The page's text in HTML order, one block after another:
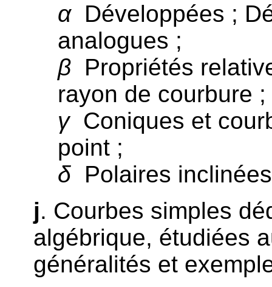
αDéveloppées ;
analogues ;
β Propriétés
rayon de courbure ;
γConiques et
point ;
δ Polaires
j. Courbes simples
algébrique, étudiées
généralités et